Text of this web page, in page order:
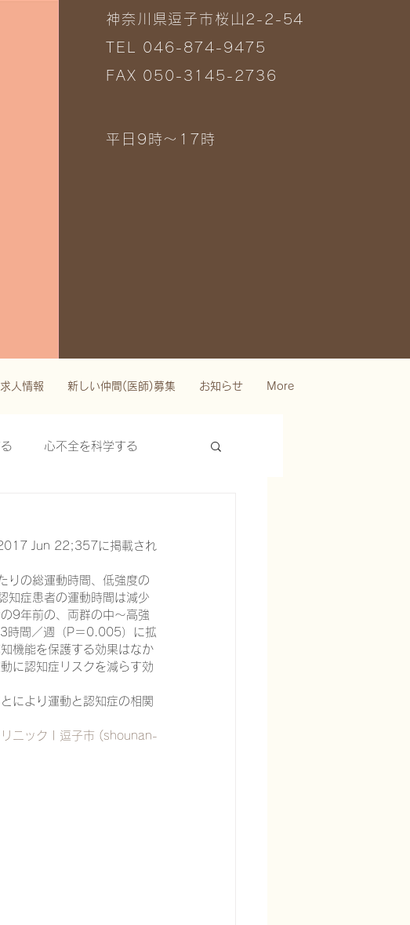
神奈川県逗子市桜山2-2-54
TEL 046-874-9475
FAX 050-3145-2736
平日9時～17時
求人情報 新しい仲間(医師)募集 お知らせ More
心不全を科学する
ドロリリースを科学する
る
針盤
2017 Jun 22;357に掲載され
りの総運動時間、低強度の
知症患者の運動時間は減少
9年前の、両群の中～高強
時間／週（P＝0.005）に拡
機能を保護する効果はなか
に認知症リスクを減らす効
により運動と認知症の相関
ニック | 逗子市 (shounan-